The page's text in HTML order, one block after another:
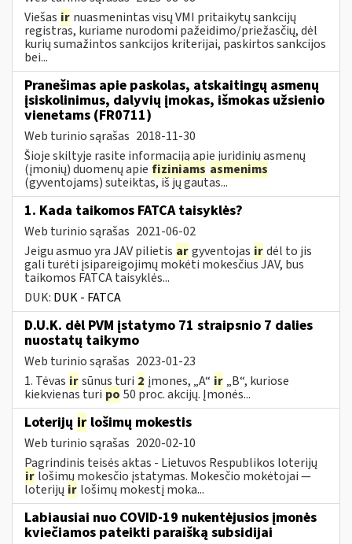
Viešas ir nuasmenintas visų VMI pritaikytų sankcijų
registras, kuriame nurodomi pažeidimo/priežasčių, dėl
kurių sumažintos sankcijos kriterijai, paskirtos sankcijos
bei...
Pranešimas apie paskolas, atskaitingų asmenų
įsiskolinimus, dalyvių įmokas, išmokas užsienio
vienetams (FR0711)
Web turinio sąrašas 2018-11-30
Šioje skiltyje rasite informaciją apie juridinių asmenų
(įmonių) duomenų apie fiziniams asmenims
(gyventojams) suteiktas, iš jų gautas...
1. Kada taikomos FATCA taisyklės?
Web turinio sąrašas 2021-06-02
Jeigu asmuo yra JAV pilietis argyventojas irdėl to jis
gali turėti įsipareigojimų mokėti mokesčius JAV, bus
taikomos FATCA taisyklės...
DUK: DUK - FATCA
D.U.K. dėl PVM įstatymo 71 straipsnio 7 dalies
nuostatų taikymo
Web turinio sąrašas 2023-01-23
1. Tėvas irsūnus turi 2 įmones, „A“ ir„B“, kuriose
kiekvienas turi po 50 proc. akcijų. Įmonės...
Loterijų ir lošimų mokestis
Web turinio sąrašas 2020-02-10
Pagrindinis teisės aktas - Lietuvos Respublikos loterijų
ir lošimų mokesčio įstatymas. Mokesčio mokėtojai —
loterijų ir lošimų mokestį moka...
Labiausiai nuo COVID-19 nukentėjusios įmonės
kviečiamos pateikti paraišką subsidijai